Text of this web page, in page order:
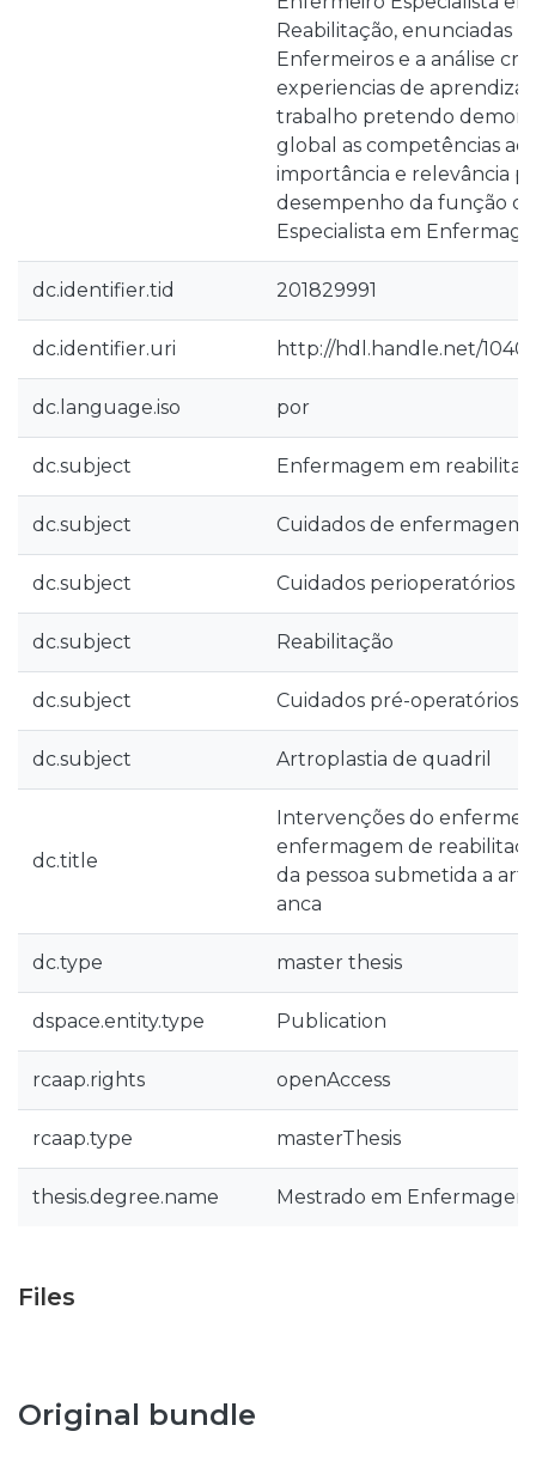
Reabilitação, enunciadas
Enfermeiros e a análise
experiencias de
trabalho pretendo
global as competências
importância e relevância
desempenho da função
Especialista em
dc.identifier.tid 201829991
dc.identifier.uri http://hdl.handle.net/
dc.language.iso por
dc.subject Enfermagem em
dc.subject Cuidados de enfermagem
dc.subject Cuidados perioperatórios
dc.subject Reabilitação
dc.subject Cuidados pré-operatórios
dc.subject Artroplastia de quadril
dc.title
Intervenções do
enfermagem de
da pessoa submetida a
anca
dc.type master thesis
dspace.entity.type Publication
rcaap.rights openAccess
rcaap.type masterThesis
thesis.degree.name Mestrado em
Files
Original bundle